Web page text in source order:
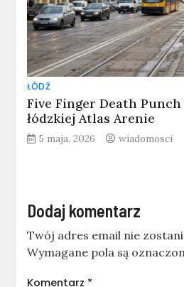
ŁÓDŹ
Five Finger Death
łódzkiej Atlas Arenie
5 maja, 2026 wiadomosci
Dodaj komentarz
Twój adres email nie
Wymagane pola są
Komentarz *